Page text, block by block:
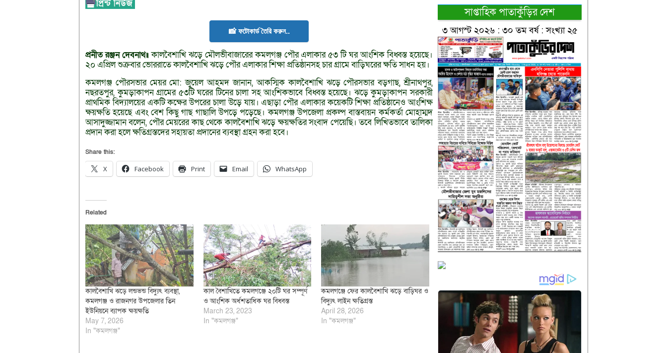
📸 ফটোকার্ড তৈরি করুন..
প্রনীত রঞ্জন দেবনাথ॥কালবৈশাখি ঝড়ে মৌলভীবাজারের কমলগঞ্জ পৌর এলাকার ৫৩ টি ঘর আংশিক বিধ্বস্ত হয়েছে।
২০ এপ্রিল শুক্রবার ভোররাতে কালবৈশাখি ঝড়ে পৌর এলাকার শিক্ষা প্রতিষ্ঠানসহ চার গ্রামে বাড়িঘরের ক্ষতি সাধন হয়।
কমলগঞ্জ পৌরসভার মেয়র মো: জুয়েল আহমদ জানান, আকস্মিক কালবৈশাখি ঝড়ে পৌরসভার বড়গাছ, শ্রীনাথপুর,
নছরতপুর, কুমড়াকাপন গ্রামের ৫৩টি ঘরের টিনের চালা সহ আংশিকভাবে বিধ্বস্ত হয়েছে। ঝড়ে কুমড়াকাপন সরকারী
প্রাথমিক বিদ্যালয়ের একটি কক্ষের উপরের চালা উড়ে যায়। এছাড়া পৌর এলাকার কয়েকটি শিক্ষা প্রতিষ্ঠানেও আংশিক্ষ
ক্ষয়ক্ষতি হয়েছে এবং বেশ কিছু গাছ গাছালি উপড়ে পড়েছে। কমলগঞ্জ উপজেলা প্রকল্প বাস্তবায়ন কর্মকর্তা মোহাম্মদ
আসাদুজ্জামান বলেন, পৌর মেয়রের কাছ থেকে কালবৈশাখি ঝড়ে ক্ষয়ক্ষতির সংবাদ পেয়েছি। তবে লিখিতভাবে তালিকা
প্রদান করা হলে ক্ষতিগ্রস্তদের সহায়তা প্রদানের ব্যবস্থা গ্রহন করা হবে।
Share this:
X Facebook Print Email WhatsApp
Related
কালবৈশাখি ঝড়ে লন্ডভন্ড বিদ্যুৎ ব্যবস্থা,
কমলগঞ্জ ও রাজনগর উপজেলার তিন
ইউনিয়নে ব্যাপক ক্ষয়ক্ষতি
May 7, 2026
In "কমলগঞ্জ"
কাল বৈশাখিতে কমলগঞ্জে ২০টি ঘর সম্পূর্ণ
ও আংশিক অর্ধশতাধিক ঘর বিধ্বস্ত
March 23, 2023
In "কমলগঞ্জ"
কমলগঞ্জে ফের কালবৈশাখি ঝড়ে বাড়িঘর ও
বিদ্যুৎ লাইন ক্ষতিগ্রস্ত
April 28, 2026
In "কমলগঞ্জ"
সাপ্তাহিক পাতাকুঁড়ির দেশ
৩ আগস্ট ২০২৬ : ৩০ তম বর্ষ : সংখ্যা ২৫